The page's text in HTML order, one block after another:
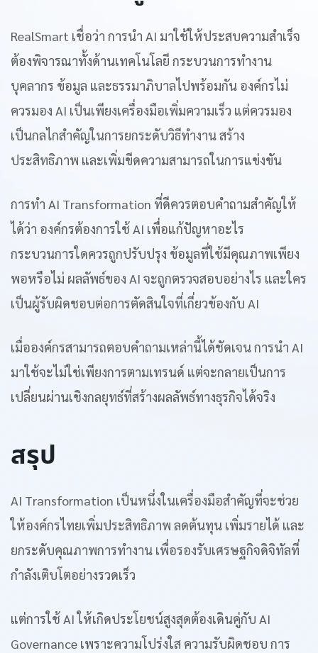
RealSmart เชื่อว่า การนำ AI มาใช้ให้ประสบความสำเร็จ
ต้องพิจารณาทั้งด้านเทคโนโลยี กระบวนการทำงาน
บุคลากร ข้อมูล และธรรมาภิบาลไปพร้อมกัน องค์กรไม่
ควรมอง AI เป็นเพียงเครื่องมือเพิ่มความเร็ว แต่ควรมอง
เป็นกลไกสำคัญในการยกระดับวิธีทำงาน สร้าง
ประสิทธิภาพ และเพิ่มขีดความสามารถในการแข่งขัน
การทำ AI Transformation ที่ดีควรตอบคำถามสำคัญให้
ได้ว่า องค์กรต้องการใช้ AI เพื่อแก้ปัญหาอะไร
กระบวนการใดควรถูกปรับปรุง ข้อมูลที่ใช้มีคุณภาพเพียง
พอหรือไม่ ผลลัพธ์ของ AI จะถูกตรวจสอบอย่างไร และใคร
เป็นผู้รับผิดชอบต่อการตัดสินใจที่เกี่ยวข้องกับ AI
เมื่อองค์กรสามารถตอบคำถามเหล่านี้ได้ชัดเจน การนำ AI
มาใช้จะไม่ใช่เพียงการตามเทรนด์ แต่จะกลายเป็นการ
เปลี่ยนผ่านเชิงกลยุทธ์ที่สร้างผลลัพธ์ทางธุรกิจได้จริง
สรุป
AI Transformation เป็นหนึ่งในเครื่องมือสำคัญที่จะช่วย
ให้องค์กรไทยเพิ่มประสิทธิภาพ ลดต้นทุน เพิ่มรายได้ และ
ยกระดับคุณภาพการทำงาน เพื่อรองรับเศรษฐกิจดิจิทัลที่
กำลังเติบโตอย่างรวดเร็ว
แต่การใช้ AI ให้เกิดประโยชน์สูงสุดต้องเดินคู่กับ AI
Governance เพราะความโปร่งใส ความรับผิดชอบ การ